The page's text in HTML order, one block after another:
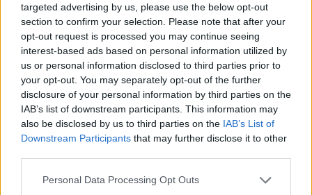
targeted advertising by us, please use the below opt-out
section to confirm your selection. Please note that after your
opt-out request is processed you may continue seeing
interest-based ads based on personal information utilized by
us or personal information disclosed to third parties prior to
your opt-out. You may separately opt-out of the further
disclosure of your personal information by third parties on the
IAB’s list of downstream participants. This information may
also be disclosed by us to third parties on the IAB’s List of
Downstream Participants that may further disclose it to other
Personal Data Processing Opt Outs
encontrarán un oleaje importante.
La playa no dispone de ningún tipo de servicio,
así que no se olviden de llevar agua suficiente
para pasar el día.
Una vez en la playa, cuando se recuperen de la
caminata inicial, recomendamos la visita a la
playa vecina, Cala Fustam que se encuentra a
llegan a primera hora de la mañana podrán